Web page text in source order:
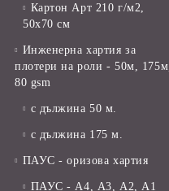
Картон Арт 210 г/м2,
50х70 см
Инженерна хартия за
плотери на роли - 50м, 175м,
80 gsm
с дължина 50 м.
с дължина 175 м.
ПАУС - оризова хартия
ПАУС - А4, А3, А2, А1